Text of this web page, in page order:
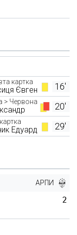
16'
картка
Євген
20'
> Червона
29'
Едуард
АРПИ
2